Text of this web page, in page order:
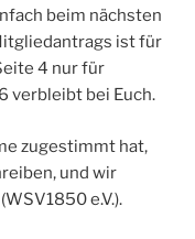
beim nächsten
ist für
4 nur für
verbleibt bei Euch.
zugestimmt hat,
und wir
e.V.).